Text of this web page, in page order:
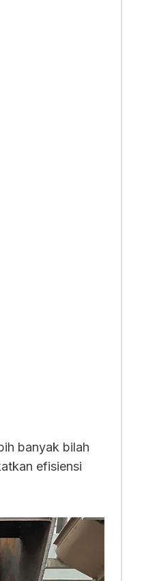
banyak bilah
efisiensi